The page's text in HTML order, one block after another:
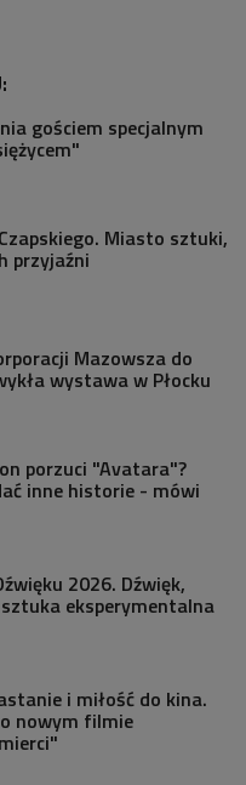
gościem specjalnym
Miasto sztuki,
przyjaźni
Mazowsza do
wystawa w Płocku
porzuci "Avatara"?
inne historie - mówi
2026. Dźwięk,
eksperymentalna
i miłość do kina.
nowym filmie